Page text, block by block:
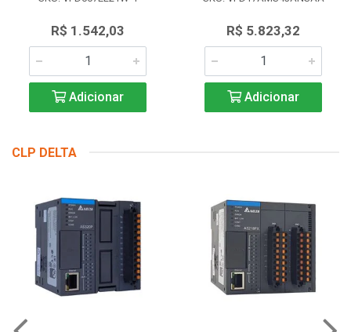
R$ 1.542,03
Adicionar
R$ 5.823,32
Adicionar
CLP DELTA